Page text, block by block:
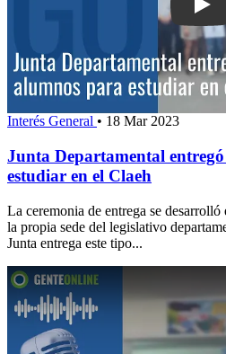
Interés General • 18 Mar 2023
Junta Departamental
estudiar en el Claeh
La ceremonia de entrega se desarrolló
la propia sede del legislativo
Junta entrega este tipo...